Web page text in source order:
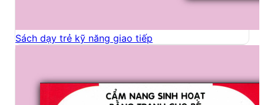
Sách dạy trẻ kỹ năng giao tiếp